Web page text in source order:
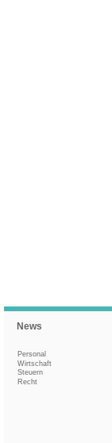
News
Personal
Wirtschaft
Steuern
Recht